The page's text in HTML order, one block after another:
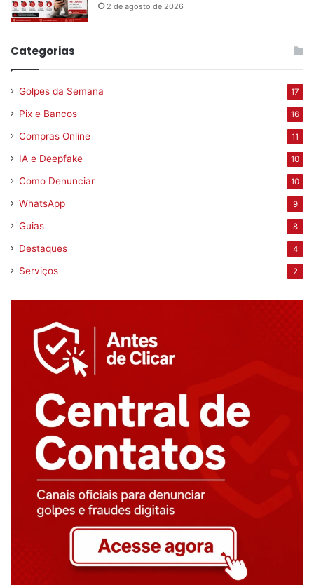
2 de agosto de 2026
Categorias
Golpes da Semana 17
Pix e Bancos 16
Compras Online 11
IA e Deepfake 10
Como Denunciar 10
WhatsApp 9
Guias 8
Destaques 4
Serviços 2